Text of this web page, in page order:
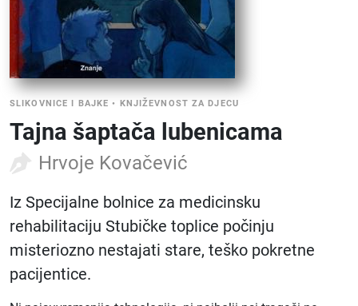
SLIKOVNICE I BAJKE • KNJIŽEVNOST ZA DJECU
Tajna šaptača lubenicama
Hrvoje Kovačević
Iz Specijalne bolnice za medicinsku
rehabilitaciju Stubičke toplice počinju
misteriozno nestajati stare, teško pokretne
pacijentice.